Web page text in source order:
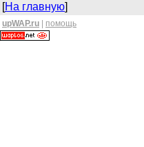
[На главную]
upWAP.ru помощь